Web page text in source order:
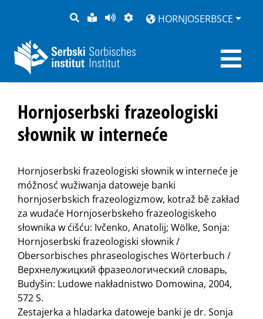
PYTANJE
LOCHKA
RĚČ
STRONU
PŘEDČITAĆ
ZWOBRAZNJENJE
HORNJOSERBSCE
Hornjoserbski frazeologiski
słownik w interneće
Hornjoserbski frazeologiski słownik w interneće je
móžnosć wužiwanja datoweje banki
hornjoserbskich frazeologizmow, kotraž bě zakład
za wudaće Hornjoserbskeho frazeologiskeho
słownika w ćišću: Ivčenko, Anatolij; Wölke, Sonja:
Hornjoserbski frazeologiski słownik /
Obersorbisches phraseologisches Wörterbuch /
Верхнелужицкий фразеологический словарь,
Budyšin: Ludowe nakładnistwo Domowina, 2004,
572 S.
Zestajerka a hladarka datoweje banki je dr. Sonja